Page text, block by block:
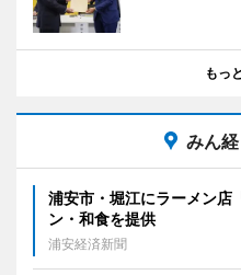
もっ
みん
浦安市・堀江にラーメン店
ン・和食を提供
浦安経済新聞